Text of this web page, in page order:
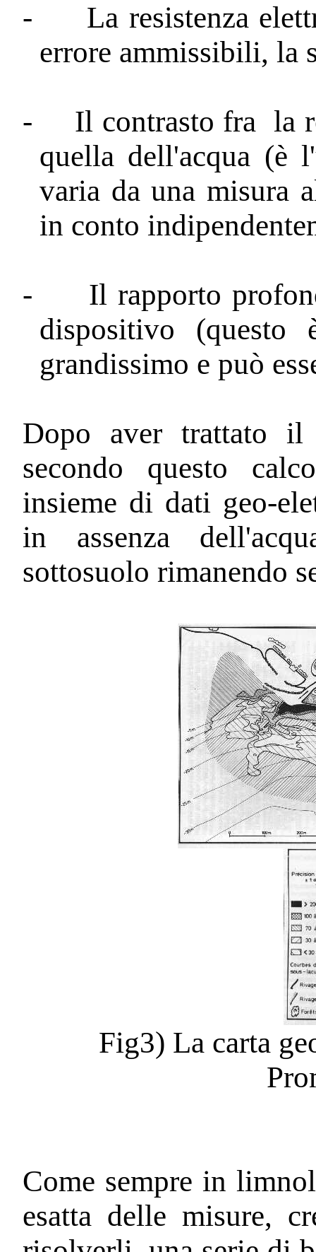
-
La resistenza
errore ammissibili, la
- Il contrasto fra la
quella dell'acqua (è
varia da una misura
in conto
-
Il rapporto
dispositivo (questo
grandissimo e può
Dopo aver trattato il
secondo questo
insieme di dati geo-
in assenza
sottosuolo rimanendo
Fig3) La carta
Come sempre in
esatta delle misure,